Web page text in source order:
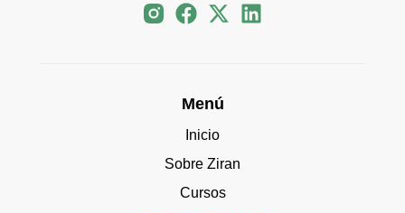
Menú
Inicio
Sobre Ziran
Cursos